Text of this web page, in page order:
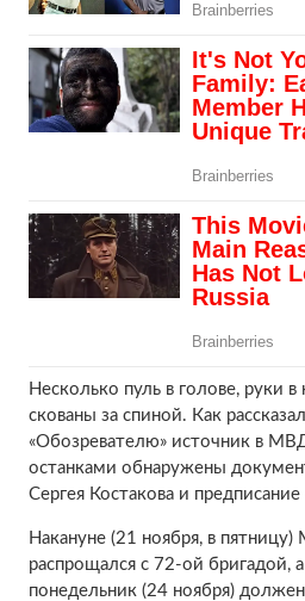
Несколько пуль в голове, руки в
скованы за спиной. Как рассказал
«Обозревателю» источник в
останками обнаружены
Сергея Костакова и
Накануне (21 ноября, в пятницу)
распрощался с 72-ой бригадой,
понедельник (24 ноября)